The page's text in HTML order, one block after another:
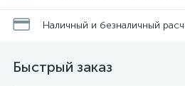
Наличный и безналичный
Быстрый заказ